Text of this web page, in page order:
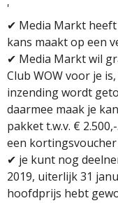
'
✔ Media Markt
kans maakt op een
✔ Media Markt wil
Club WOW voor je
inzending wordt
daarmee maak je
pakket t.w.v. € 2.500,-.
een kortingsvoucher
✔ je kunt nog
2019, uiterlijk 31
hoofdprijs hebt